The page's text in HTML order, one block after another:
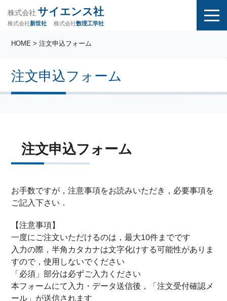
株式会社 サイエンス社
株式会社新世社 株式会社数理工学社
注文申込フォーム
HOME > 注文申込フォーム
注文申込フォーム
お手数ですが，注意事項をお読みいただき，必要事項を
ご記入下さい．
【注意事項】
一度にご注文いただけるのは，最大10件までです
入力の際，半角カタカナは文字化けする可能性がありま
すので，使用しないでください
「必須」部分は必ずご入力ください
本フォームにて入力・データ送信後，「注文受付確認メ
ール」が送信されます